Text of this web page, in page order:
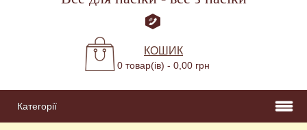
КОШИК
0 товар(ів) - 0,00 грн
Категорії